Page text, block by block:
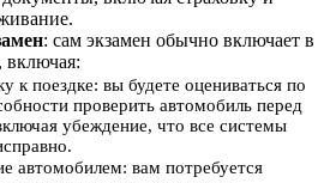
: сам экзамен обычно включает в
включая:
к поездке: вы будете оцениваться по
проверить автомобиль перед
убеждение, что все системы
автомобилем: вам потребуется